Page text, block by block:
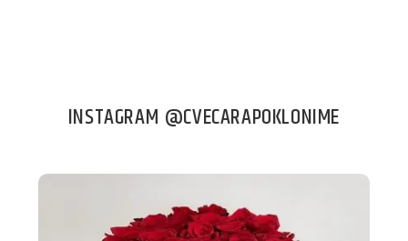
INSTAGRAM @CVECARAPOKLONIME